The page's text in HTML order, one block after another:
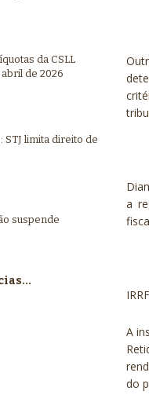
da CSLL
de 2026
STJ limita direito de
suspende
a
A
do